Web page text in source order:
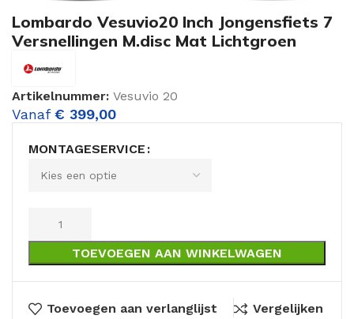
Lombardo Vesuvio20 Inch Jongensfiets 7
Versnellingen M.disc Mat Lichtgroen
Artikelnummer: Vesuvio 20
Vanaf € 399,00
MONTAGESERVICE
TOEVOEGEN AAN WINKELWAGEN
Toevoegen aan verlanglijst Vergelijken